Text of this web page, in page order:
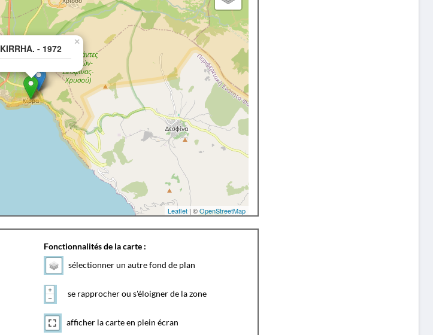
KIRRHA. - 1972
×
Leaflet| ©OpenStreetMap
Fonctionnalités de la carte :
sélectionner un autre fond de plan
se rapprocher ou s'éloigner de la zone
afficher la carte en plein écran